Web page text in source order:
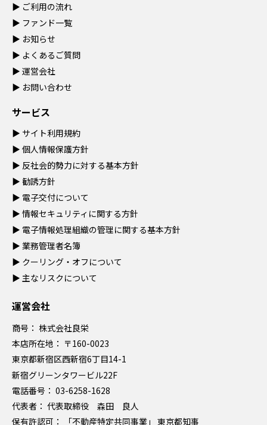
▶ ご利用の流れ
▶ ファンド一覧
▶ お知らせ
▶ よくあるご質問
▶ 運営会社
▶ お問い合わせ
サービス
▶ サイト利用規約
▶ 個人情報保護方針
▶ 反社会的勢力に対する基本方針
▶ 勧誘方針
▶ 電子交付について
▶ 情報セキュリティに関する方針
▶ 電子情報処理組織の管理に関する基本方針
▶ 業務管理者名簿
▶ クーリング・オフについて
▶ 主なリスクについて
運営会社
商号： 株式会社良栄
本店所在地： 〒160-0023
東京都新宿区西新宿6丁目14-1
新宿グリーンタワービル22F
電話番号： 03-6258-1628
代表者： 代表取締役 森田 良人
保有許認可：
「不動産特定共同事業」 東京都知事